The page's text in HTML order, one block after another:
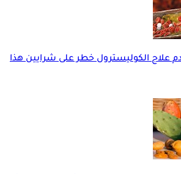
علاج الكوليسترول خطر على شرايين هذا